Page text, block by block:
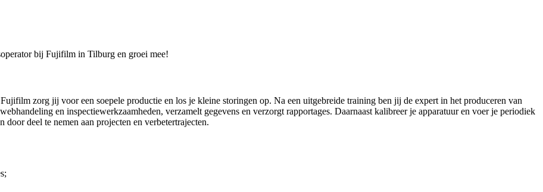
bij Fujifilm in Tilburg en groei mee!
zorg jij voor een soepele productie en los je kleine storingen op. Na een uitgebreide training ben jij de expert in het produceren van
en inspectiewerkzaamheden, verzamelt gegevens en verzorgt rapportages. Daarnaast kalibreer je apparatuur en voer je periodiek
deel te nemen aan projecten en verbetertrajecten.